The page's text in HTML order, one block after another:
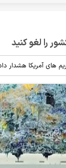
را لغو کنید
های آمریکا هشدار